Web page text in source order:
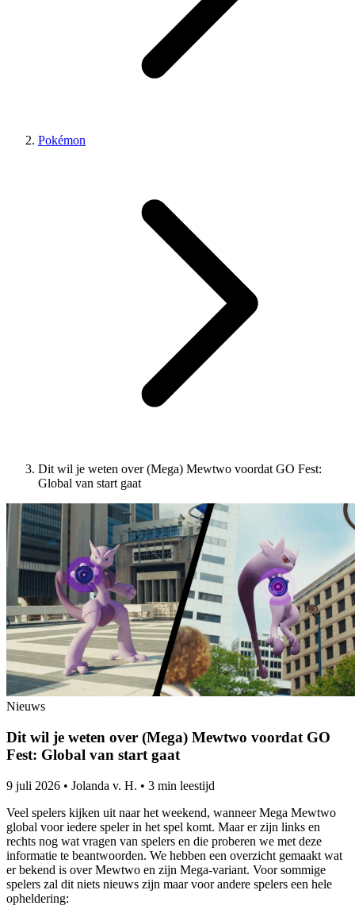
Pokémon
Dit wil je weten over (Mega) Mewtwo voordat GO Fest:
Global van start gaat
Nieuws
Dit wil je weten over (Mega) Mewtwo voordat GO
Fest: Global van start gaat
9 juli 2026 • Jolanda v. H. • 3 min leestijd
Veel spelers kijken uit naar het weekend, wanneer Mega Mewtwo
global voor iedere speler in het spel komt. Maar er zijn links en
rechts nog wat vragen van spelers en die proberen we met deze
informatie te beantwoorden. We hebben een overzicht gemaakt wat
er bekend is over Mewtwo en zijn Mega-variant. Voor sommige
spelers zal dit niets nieuws zijn maar voor andere spelers een hele
opheldering: